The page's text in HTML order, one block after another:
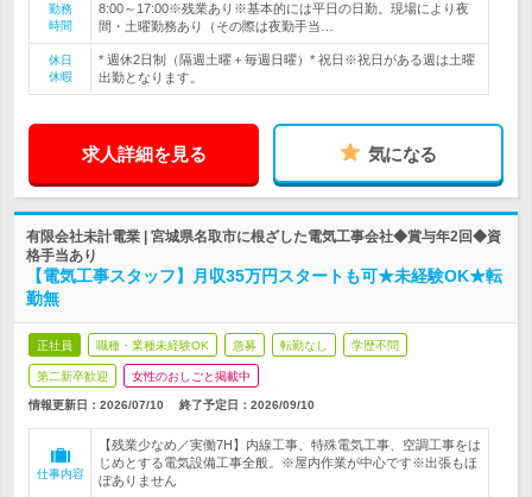
勤務
時間
8:00～17:00※残業あり※基本的には平日の日勤。現場により夜
間・土曜勤務あり（その際は夜勤手当…
休日
休暇
* 週休2日制（隔週土曜＋毎週日曜）* 祝日※祝日がある週は土曜
出勤となります。
求人詳細を見る 気になる
有限会社未計電業 | 宮城県名取市に根ざした電気工事会社◆賞与年2回◆資
格手当あり
【電気工事スタッフ】月収35万円スタートも可★未経験OK★転
勤無
正社員 職種・業種未経験OK 急募 転勤なし 学歴不問
第二新卒歓迎 女性のおしごと掲載中
情報更新日：2026/07/10 終了予定日： 2026/09/10
仕事内容
【残業少なめ／実働7H】内線工事、特殊電気工事、空調工事をは
じめとする電気設備工事全般。※屋内作業が中心です※出張もほ
ぼありません